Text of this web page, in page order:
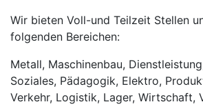
Wir bieten Voll-und Teilzeit Stellen
folgenden Bereichen:
Metall, Maschinenbau,
Soziales, Pädagogik, Elektro,
Verkehr, Logistik, Lager, Wirtschaft,